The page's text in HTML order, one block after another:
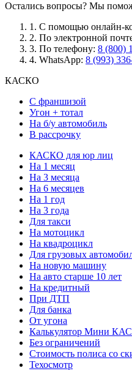
Остались вопросы? Мы
1. С помощью онлайн-
2. По электронной
3. По телефону: 8 (800)
4. WhatsApp: 8 (993)
КАСКО
С франшизой
Угон + тотал
На б/у автомобиль
В рассрочку
КАСКО для юр лиц
На 1 месяц
На 3 месяца
На 6 месяцев
На 1 год
На 3 года
Для такси
На мотоцикл
На квадроцикл
Для грузовых
На новую машину
На авто старше 10 лет
На кредитный
При ДТП
Для банка
От угона
Калькулятор Мини
Без ограничений
Стоимость полиса со
Техосмотр